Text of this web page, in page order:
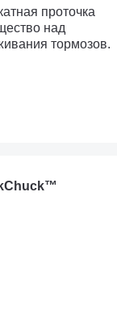
проточка
над
тормозов.